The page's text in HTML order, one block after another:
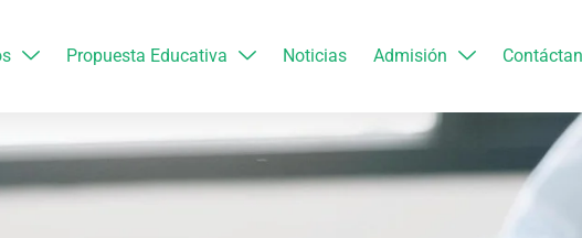
Propuesta Educativa Noticias Admisión